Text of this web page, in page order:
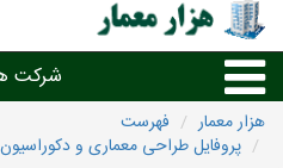
شرکت
طراحی داخلی و
هزار معمار
فهرست
پروفایل طراحی معماری و